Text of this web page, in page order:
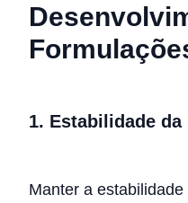
1. Estabilidade da
Manter a